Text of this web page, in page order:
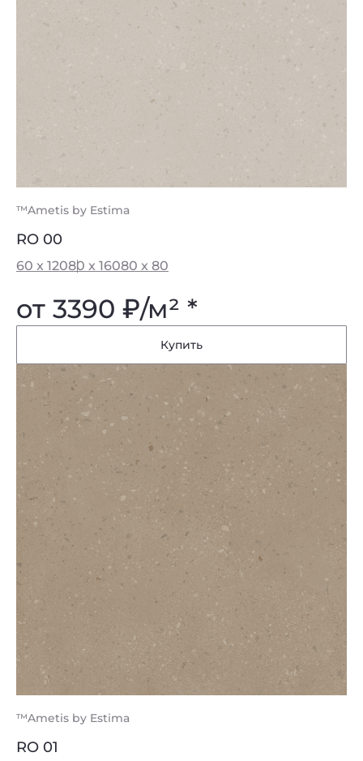
™Ametis by Estima
RO 00
60 x 12080 x 16080 x 80
от 3390 ₽/м² *
Купить
™Ametis by Estima
RO 01